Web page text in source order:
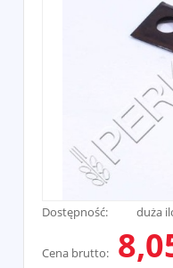
Dostępność: duża
Cena brutto: